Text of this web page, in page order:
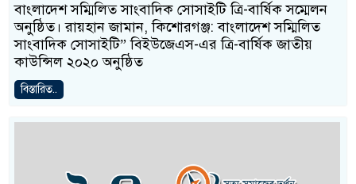
বাংলাদেশ সম্মিলিত সাংবাদিক সোসাইটি ত্রি-বার্ষিক সম্মেলন
অনুষ্ঠিত। রায়হান জামান, কিশোরগঞ্জ: বাংলাদেশ সম্মিলিত
সাংবাদিক সোসাইটি” বিইউজেএস-এর ত্রি-বার্ষিক জাতীয়
কাউন্সিল ২০২০ অনুষ্ঠিত
বিস্তারিত..